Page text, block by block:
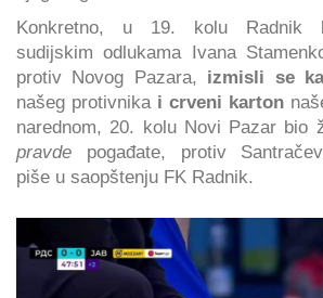
Konkretno, u 19. kolu Radnik
sudijskim odlukama Ivana
protiv Novog Pazara, izmisli se
našeg protivnika i crveni karton
narednom, 20. kolu Novi Pazar bio
pravde pogađate, protiv
piše u saopštenju FK Radnik.